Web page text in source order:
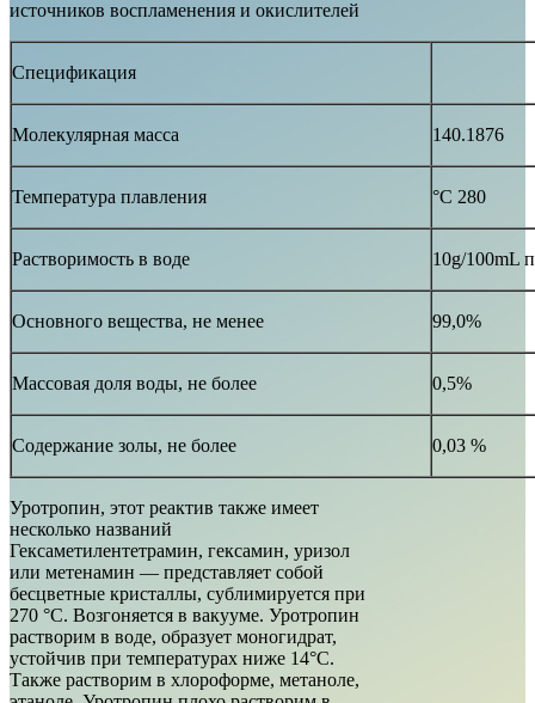
источников воспламенения и окислителей
Спецификация
Молекулярная масса 140.1876
Температура плавления °C 280
Растворимость в воде 10g/100mL
Основного вещества, не менее 99,0%
Массовая доля воды, не более 0,5%
Содержание золы, не более 0,03 %
Уротропин, этот реактив также имеет
несколько названий
Гексаметилентетрамин, гексамин, уризол
или метенамин — представляет собой
бесцветные кристаллы, сублимируется при
270 °C. Возгоняется в вакууме. Уротропин
растворим в воде, образует моногидрат,
устойчив при температурах ниже 14°C.
Также растворим в хлороформе, метаноле,